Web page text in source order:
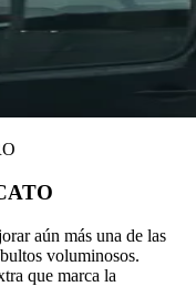
aún más una de las
voluminosos.
que marca la